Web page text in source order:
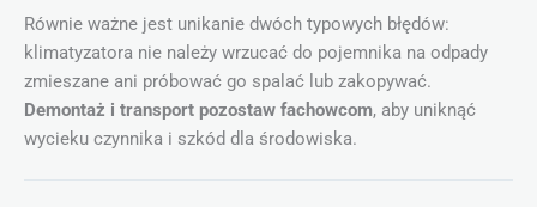
Równie ważne jest unikanie dwóch typowych błędów:
klimatyzatora nie należy wrzucać do pojemnika na odpady
zmieszane ani próbować go spalać lub zakopywać.
Demontaż i transport pozostaw fachowcom, aby uniknąć
wycieku czynnika i szkód dla środowiska.